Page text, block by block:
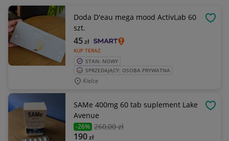
Doda D'eau mega mood ActivLab 60
szt.
KUP TERAZ
45zł
STAN: NOWY
SPRZEDAJĄCY: OSOBA PRYWATNA
Kielce
SAMe 400mg 60 tab suplement Lake
Avenue
-26% 260,00 zł
190zł